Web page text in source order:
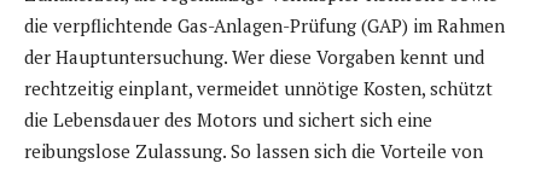
die verpflichtende Gas-Anlagen-Prüfung (GAP) im Rahmen
der Hauptuntersuchung. Wer diese Vorgaben kennt und
rechtzeitig einplant, vermeidet unnötige Kosten, schützt
die Lebensdauer des Motors und sichert sich eine
reibungslose Zulassung. So lassen sich die Vorteile von